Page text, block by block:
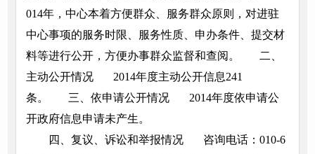
014年，中心本着方便群众、服务群众原则，对进驻
中心事项的服务时限、服务性质、申办条件、提交材
料等进行公开，方便办事群众监督和查阅。 二、
主动公开情况 2014年度主动公开信息241
条。 三、依申请公开情况 2014年度依申请公
开政府信息申请未产生。
四、复议、诉讼和举报情况 咨询电话：010-6